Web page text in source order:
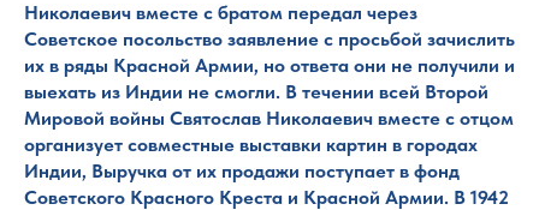
Николаевич вместе с братом передал через
Советское посольство заявление с просьбой зачислить
их в ряды Красной Армии, но ответа они не получили и
выехать из Индии не смогли. В течении всей Второй
Мировой войны Святослав Николаевич вместе с отцом
организует совместные выставки картин в городах
Индии, Выручка от их продажи поступает в фонд
Советского Красного Креста и Красной Армии. В 1942